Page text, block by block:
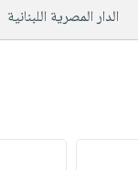
الدار المصرية اللبنانية